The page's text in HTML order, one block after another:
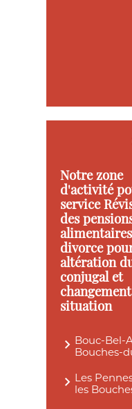
Notre zone
d'activité
service
des
divorce
altération
conjugal et
situation
Bouc-Bel-
Bouches-
Les
les